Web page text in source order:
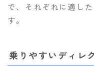
で、それぞれに適し
す。
乗りやすいディレ